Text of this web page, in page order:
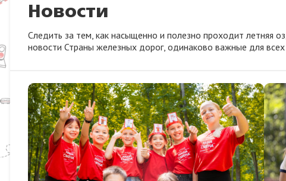
Новости
Следить за тем, как насыщенно и полезно проходит летняя
новости Страны железных дорог, одинаково важные для всех